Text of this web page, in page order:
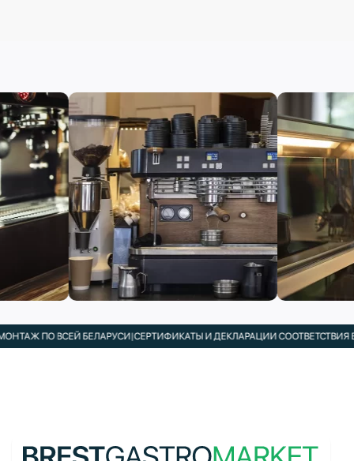
ПО ВСЕЙ БЕЛАРУСИ|СЕРТИФИКАТЫ И ДЕКЛАРАЦИИ СООТВЕТСТВИЯ В